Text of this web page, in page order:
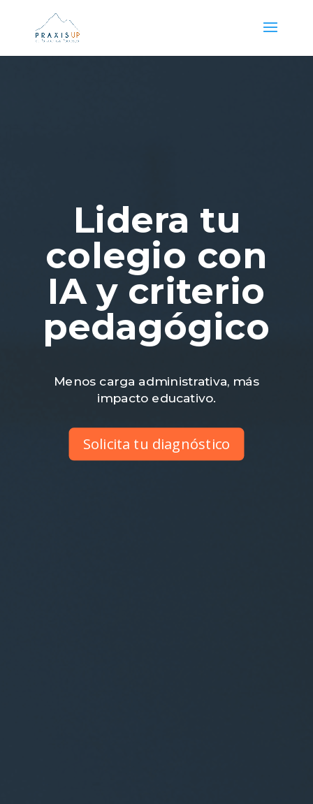
Lidera tu
colegio con
IA y criterio
pedagógico
Menos carga administrativa, más
impacto educativo.
Solicita tu diagnóstico